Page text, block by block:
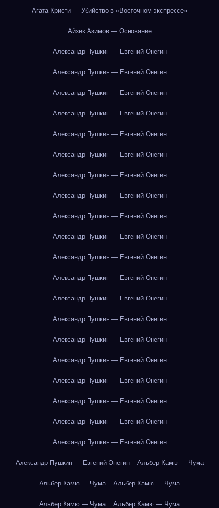
Агата Кристи — Убийство в «Восточном экспрессе»
Айзек Азимов — Основание
Александр Пушкин — Евгений Онегин
Александр Пушкин — Евгений Онегин
Александр Пушкин — Евгений Онегин
Александр Пушкин — Евгений Онегин
Александр Пушкин — Евгений Онегин
Александр Пушкин — Евгений Онегин
Александр Пушкин — Евгений Онегин
Александр Пушкин — Евгений Онегин
Александр Пушкин — Евгений Онегин
Александр Пушкин — Евгений Онегин
Александр Пушкин — Евгений Онегин
Александр Пушкин — Евгений Онегин
Александр Пушкин — Евгений Онегин
Александр Пушкин — Евгений Онегин
Александр Пушкин — Евгений Онегин
Александр Пушкин — Евгений Онегин
Александр Пушкин — Евгений Онегин
Александр Пушкин — Евгений Онегин
Александр Пушкин — Евгений Онегин
Александр Пушкин — Евгений Онегин
Александр Пушкин — Евгений Онегин Альбер Камю — Чума
Альбер Камю — Чума Альбер Камю — Чума
Альбер Камю — Чума Альбер Камю — Чума